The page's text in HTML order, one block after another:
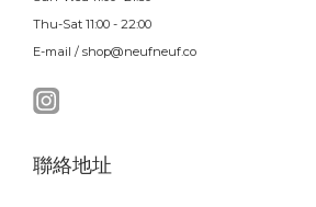
Thu-Sat 11:00 - 22:00
E-mail / shop@neufneuf.co
聯絡地址